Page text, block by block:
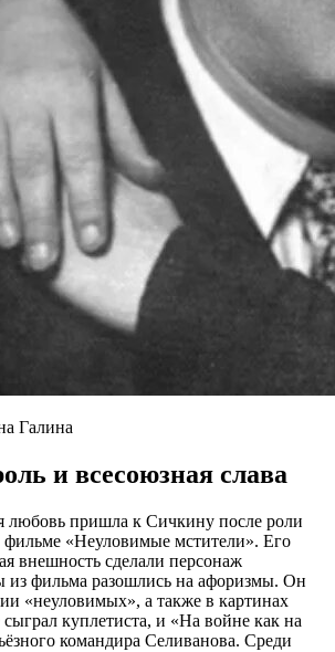
Галина
и всесоюзная слава
любовь пришла к Сичкину после роли
фильме «Неуловимые мстители». Его
внешность сделали персонаж
из фильма разошлись на афоризмы. Он
«неуловимых», а также в картинах
куплетиста, и «На войне как на
командира Селиванова. Среди